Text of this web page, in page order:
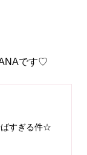
です♡
ばすぎる件☆